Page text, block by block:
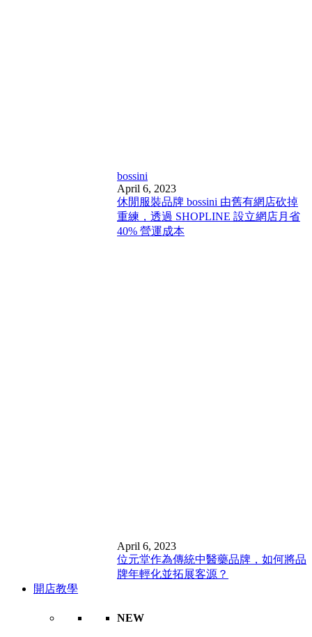
bossini
April 6, 2023
休閒服裝品牌 bossini 由舊有網店砍掉
重練，透過 SHOPLINE 設立網店月省
40% 營運成本
April 6, 2023
位元堂作為傳統中醫藥品牌，如何將品
牌年輕化並拓展客源？
開店教學
NEW